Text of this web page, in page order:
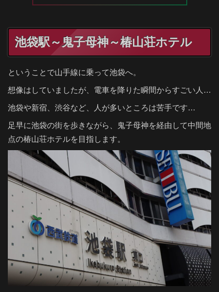
池袋駅～鬼子母神～椿山荘ホテル
ということで山手線に乗って池袋へ。
想像はしていましたが、電車を降りた瞬間からすごい人…
池袋や新宿、渋谷など、人が多いところは苦手です…
足早に池袋の街を歩きながら、鬼子母神を経由して中間地
点の椿山荘ホテルを目指します。